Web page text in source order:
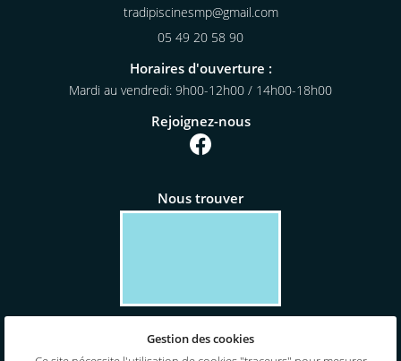
05 49 20 58 90
Horaires d'ouverture :
Mardi au vendredi: 9h00-12h00 / 14h00-18h00
Rejoignez-nous
Nous trouver
Mentions Légales
Gestion des cookies